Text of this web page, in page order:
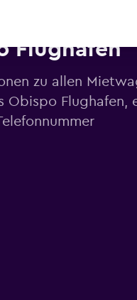
Flughafen
zu allen
Obispo Flughafen,